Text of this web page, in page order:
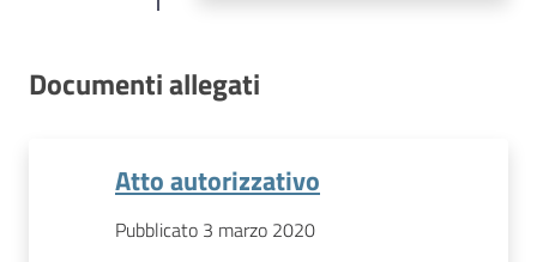
Documenti allegati
Atto autorizzativo
Pubblicato 3 marzo 2020